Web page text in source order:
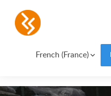
French (France)